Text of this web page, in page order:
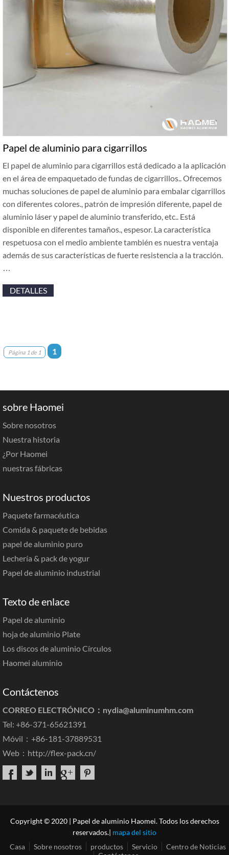
Papel de aluminio para cigarrillos
El papel de aluminio para cigarrillos está dedicado a la aplicación
en el área de empaquetado de fundas de cigarrillos.. Ofrecemos
muchas soluciones de papel de aluminio para embalar cigarrillos
con diferentes colores., patrón de impresión diferente, papel de
aluminio láser y papel de aluminio transferido, etc.. Está
disponible en diferentes tamaños., espesor. La característica
respetuosa con el medio ambiente también es nuestra ventaja
además de sus características de fuerte resistencia a la tracción.
…
DETALLES
Página 1 de 1 1
sobre Haomei
Sobre nosotros
Nuestra historia
¿Por Haomei
nuestras fábricas
Nuestros productos
Paquete farmacéutica
Comida & paquete de bebidas
papel de aluminio puro
Lechería & pack de yogur
Papel de aluminio industrial
Texto de enlace
Papel de aluminio
hoja de aluminio Plate
Los discos de aluminio Círculos
Haomei aluminio
Contáctenos
CORREO ELECTRÓNICO： nydia@aluminumhm.com
Tel: +86-371-65621391
Móvil：+86-181-37889531
Web： http://flex-pack.cn/
Copyright © 2020 | Papel de aluminio Haomei. Todos los derechos
reservados.| mapa del sitio
Casa
Sobre nosotros productos Servicio
Centro de Noticias